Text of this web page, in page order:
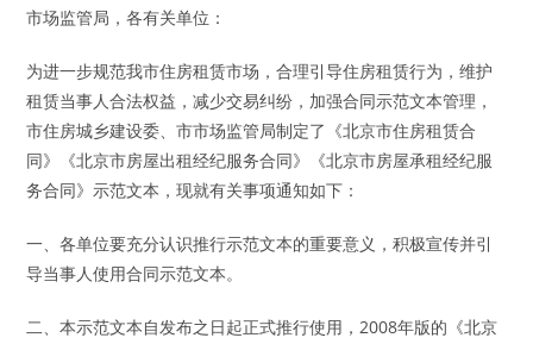
市场监管局，各有关单位：
为进一步规范我市住房租赁市场，合理引导住房租赁行为，维护
租赁当事人合法权益，减少交易纠纷，加强合同示范文本管理，
市住房城乡建设委、市市场监管局制定了《北京市住房租赁合
同》《北京市房屋出租经纪服务合同》《北京市房屋承租经纪服
务合同》示范文本，现就有关事项通知如下：
一、各单位要充分认识推行示范文本的重要意义，积极宣传并引
导当事人使用合同示范文本。
二、本示范文本自发布之日起正式推行使用，2008年版的《北京